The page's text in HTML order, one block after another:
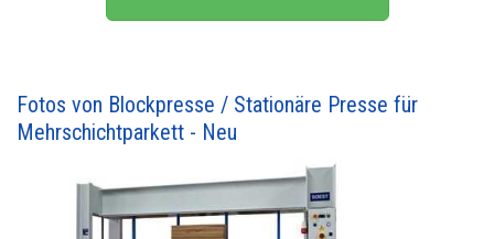
Fotos von Blockpresse / Stationäre Presse für
Mehrschichtparkett - Neu